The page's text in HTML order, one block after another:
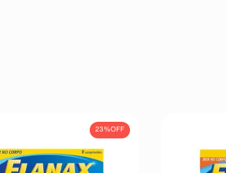
23%OFF